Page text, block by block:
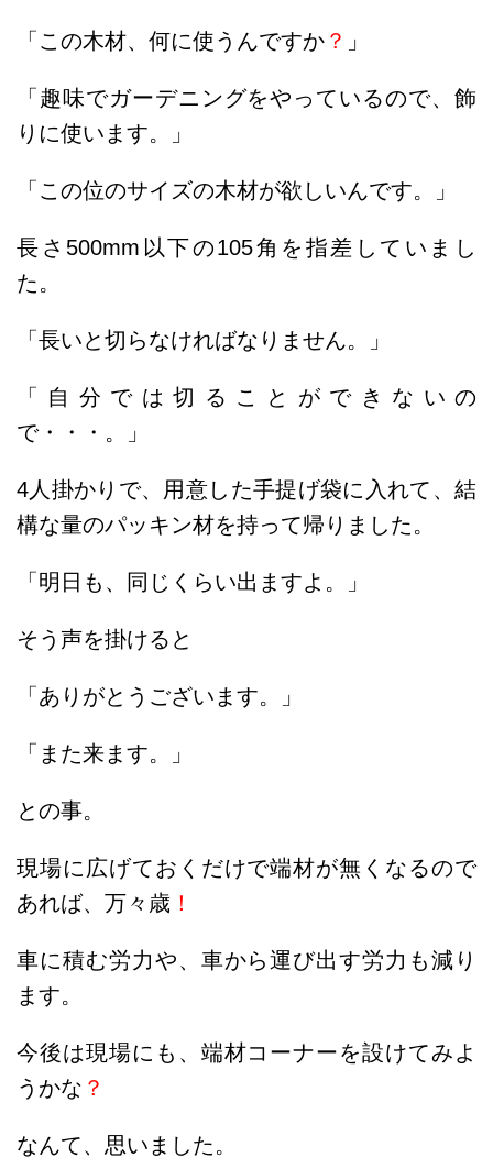
「この木材、何に使うんですか ？ 」
「趣味でガーデニングをやっているので、飾
りに使います。」
「この位のサイズの木材が欲しいんです。」
長さ500mm以下の105角を指差していまし
た。
「長いと切らなければなりません。」
「自分では切ることができないの
で・・・。」
4人掛かりで、用意した手提げ袋に入れて、結
構な量のパッキン材を持って帰りました。
「明日も、同じくらい出ますよ。」
そう声を掛けると
「ありがとうございます。」
「また来ます。」
との事。
現場に広げておくだけで端材が無くなるので
あれば、万々歳 ！
車に積む労力や、車から運び出す労力も減り
ます。
今後は現場にも、端材コーナーを設けてみよ
うかな ？
なんて、思いました。